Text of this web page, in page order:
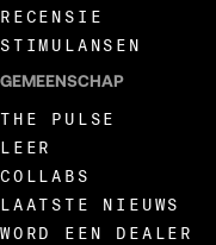
RECENSIE
STIMULANSEN
GEMEENSCHAP
THE PULSE
LEER
COLLABS
LAATSTE NIEUWS
WORD EEN DEALER